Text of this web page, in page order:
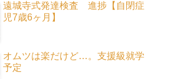
遠城寺式発達検査 進捗【自閉症
児7歳6ヶ月】
オムツは楽だけど…。支援級就学
予定